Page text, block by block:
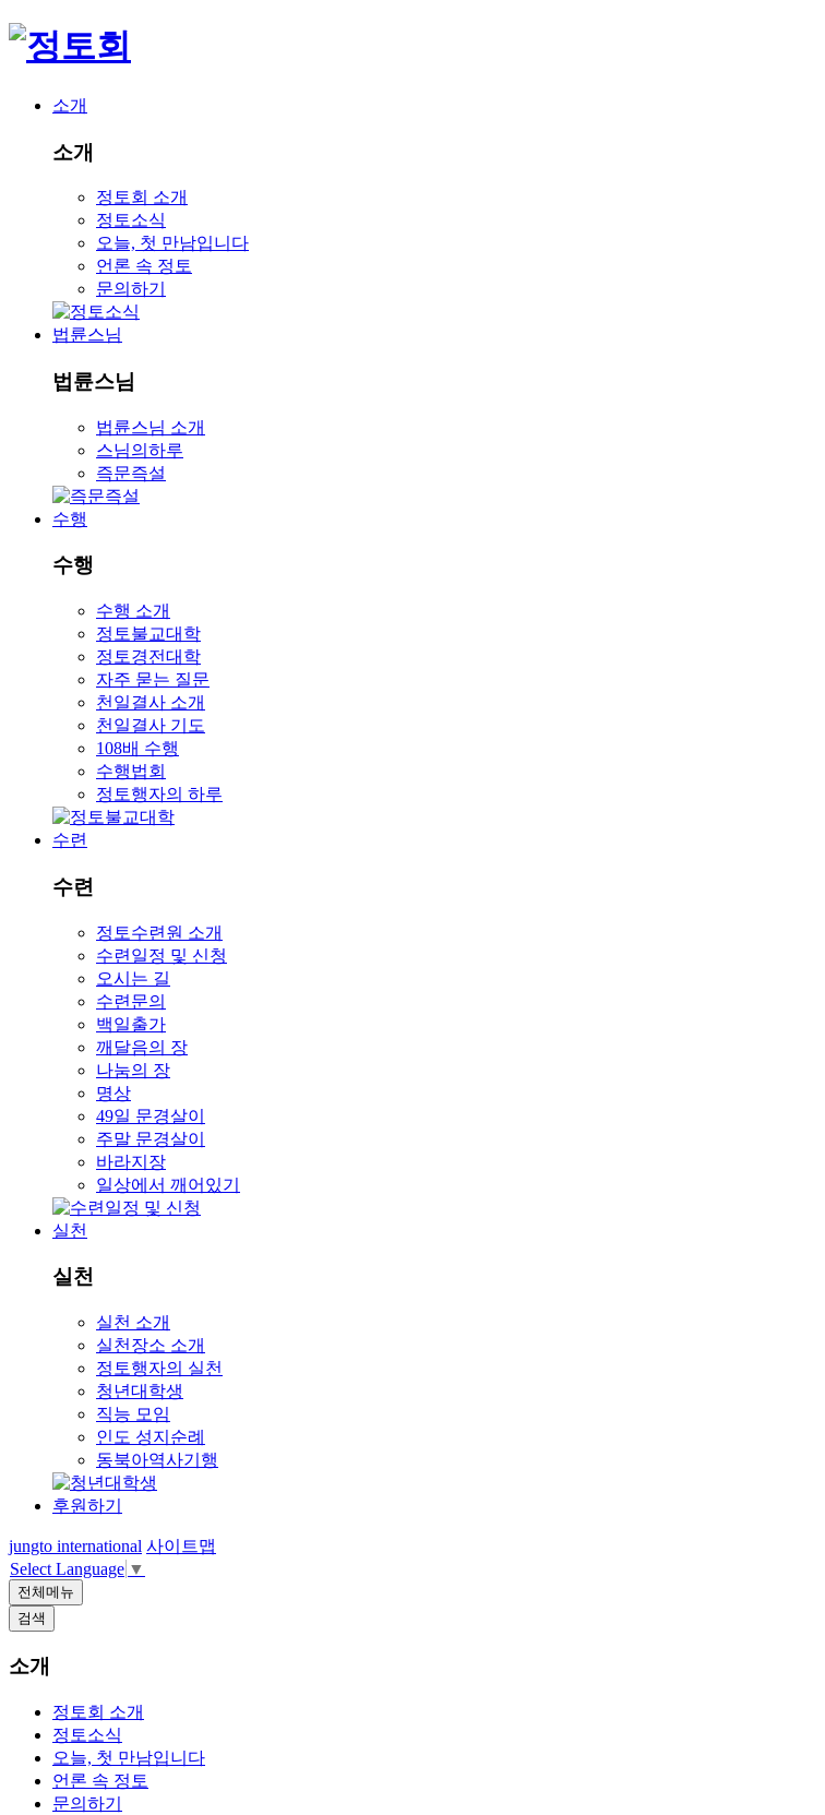
소개
소개
정토회 소개
정토소식
오늘, 첫 만남입니다
언론 속 정토
문의하기
법륜스님
법륜스님
법륜스님 소개
스님의하루
즉문즉설
수행
수행
수행 소개
정토불교대학
정토경전대학
자주 묻는 질문
천일결사 소개
천일결사 기도
108배 수행
수행법회
정토행자의 하루
수련
수련
정토수련원 소개
수련일정 및 신청
오시는 길
수련문의
백일출가
깨달음의 장
나눔의 장
명상
49일 문경살이
주말 문경살이
바라지장
일상에서 깨어있기
실천
실천
실천 소개
실천장소 소개
정토행자의 실천
청년대학생
직능 모임
인도 성지순례
동북아역사기행
후원하기
jungto international 사이트맵
Select Language ▼
전체메뉴
검색
소개
정토회 소개
정토소식
오늘, 첫 만남입니다
언론 속 정토
문의하기